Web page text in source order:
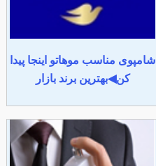
شامپوی مناسب موهاتو اینجا پیدا
کن◀بهترین برند بازار